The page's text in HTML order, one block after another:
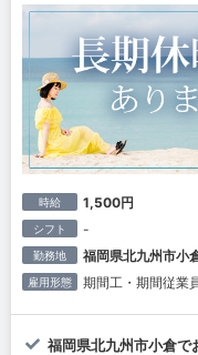
時給 1,500円
シフト -
勤務地 福岡県北九州市小
雇用形態 期間工・期間従業
福岡県北九州市小倉で